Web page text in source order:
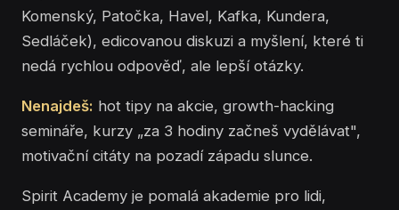
Komenský, Patočka, Havel, Kafka, Kundera,
Sedláček), edicovanou diskuzi a myšlení, které ti
nedá rychlou odpověď, ale lepší otázky.
Nenajdeš: hot tipy na akcie, growth-hacking
semináře, kurzy „za 3 hodiny začneš vydělávat",
motivační citáty na pozadí západu slunce.
Spirit Academy je pomalá akademie pro lidi,